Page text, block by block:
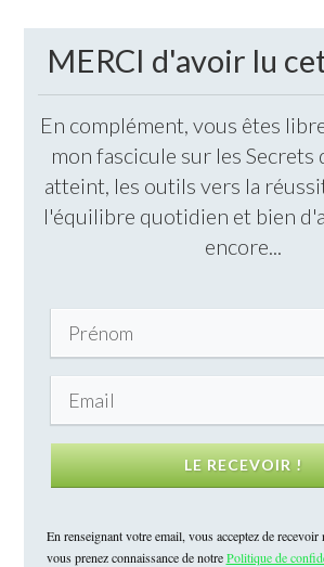
MERCI d'avoir lu
En complément, vous êtes
mon fascicule sur les
atteint, les outils vers la
l'équilibre quotidien et bien
encore...
LE RECEVOIR !
En renseignant votre email, vous acceptez de
vous prenez connaissance de notrePolitique de